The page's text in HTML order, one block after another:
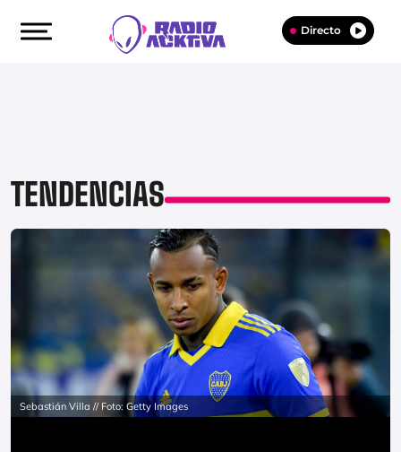
Directo
TENDENCIAS
Sebastián Villa // Foto: Getty Images